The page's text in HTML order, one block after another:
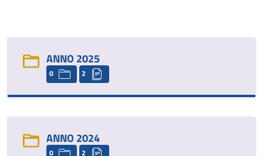
ANNO 2025
0 2
ANNO 2024
0 2